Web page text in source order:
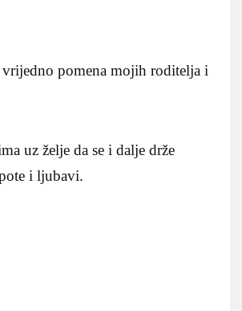
pomena mojih roditelja i
uz želje da se i dalje drže
i ljubavi.